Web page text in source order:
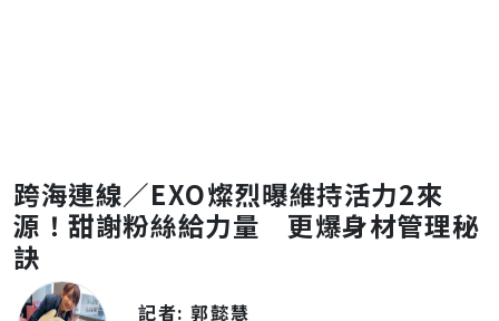
跨海連線／EXO燦烈曝維持活力2來
源！甜謝粉絲給力量 更爆身材管理秘
訣
記者:郭懿慧